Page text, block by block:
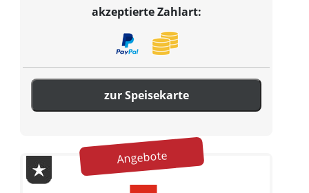
akzeptierte Zahlart:
zur Speisekarte
Angebote